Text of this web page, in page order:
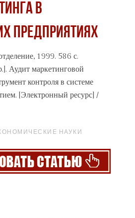
В
ПРЕДПРИЯТИЯХ
1999. 586 с.
Аудит маркетинговой
контроля в системе
[Электронный ресурс] /
НАУКИ